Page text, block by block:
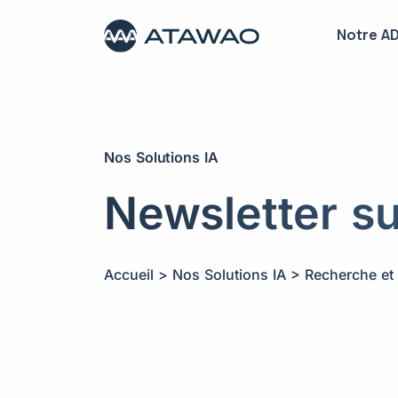
Notre
Nos Solutions IA
Newsletter
Accueil > Nos Solutions IA > Recherche et